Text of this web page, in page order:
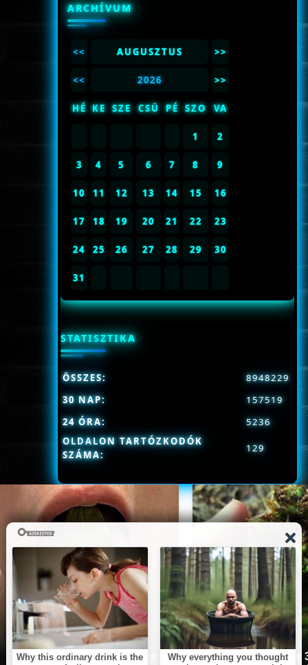
ARCHÍVUM
<< AUGUSZTUS >>
<< 2026 >>
HÉ KE SZE CSÜ PÉ SZO VA
1 2
3 4 5 6 7 8 9
10 11 12 13 14 15 16
17 18 19 20 21 22 23
24 25 26 27 28 29 30
31
STATISZTIKA
OLDALON TARTÓZKODÓK
SZÁMA:
129
ÖSSZES:
8948229
30 NAP:
157519
24 ÓRA:
5236
This Simple Trick Removes
Stop Eating These